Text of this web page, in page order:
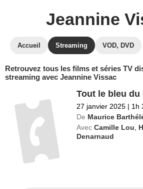
Jeannine
Accueil Streaming VOD, DVD
Retrouvez tous les films et séries TV
streaming avec Jeannine Vissac
Tout le bleu du
27 janvier 2025 | 1h
De Maurice
Avec Camille Lou
Denarnaud